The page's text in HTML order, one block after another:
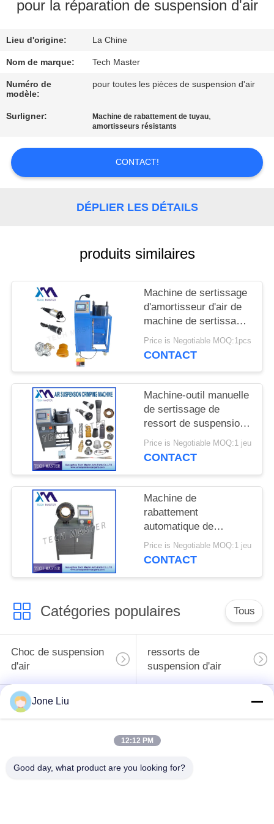
DE
L'USINE
DE
QUALITÉ
NOUS
CONTACTER
DEMANDER
UN DEVIS
PLAN
SITE
INTIMITÉ
POLITIQUE
pour la réparation de suspension d'air
Lieu d'origine: La Chine
Nom de marque: Tech Master
Numéro de
modèle:
pour toutes les pièces de suspension d'air
Surligner: Machine de rabattement de tuyau,
amortisseurs résistants
CONTACT!
DÉPLIER LES DÉTAILS
produits similaires
Machine de sertissage
d'amortisseur d'air de
machine de sertissage
de suspension d'air
avec la suspension
Price is Negotiable MOQ:1pcs
CONTACT
Machine-outil manuelle
de sertissage de
ressort de suspension
d'air pour la machine
de sertissage de choc
Price is Negotiable MOQ:1 jeu
CONTACT
Machine de
rabattement
automatique de
suspension d'air de
choc d'air pour la
Price is Negotiable MOQ:1 jeu
CONTACT
Catégories populaires Tous
Choc de suspension
d'air
ressorts de
suspension d'air
pièces de suspension
d'air de Mercedes-
Pièces de
Absorbeur de choc de
Jone Liu
12:12 PM
Good day, what product are you looking for?